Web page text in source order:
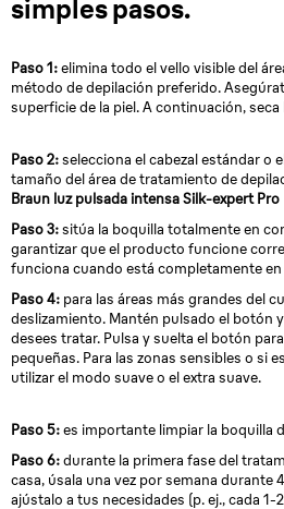
simples pasos.
Paso 1:elimina todo el vello visible del
método de depilación preferido.
superficie de la piel. A continuación, seca
Paso 2:selecciona el cabezal estándar o
tamaño del área de tratamiento de
Braun luz pulsada intensa Silk-expert Pro
Paso 3:sitúa la boquilla totalmente en
garantizar que el producto funcione
funciona cuando está completamente
Paso 4: para las áreas más grandes del
deslizamiento. Mantén pulsado el botón
desees tratar. Pulsa y suelta el botón
pequeñas. Para las zonas sensibles o si
utilizar el modo suave o el extra suave.
Paso 5:es importante limpiar la boquilla
Paso 6:durante la primera fase del
casa, úsala una vez por semana durante
ajústalo a tus necesidades (p. ej., cada 1-